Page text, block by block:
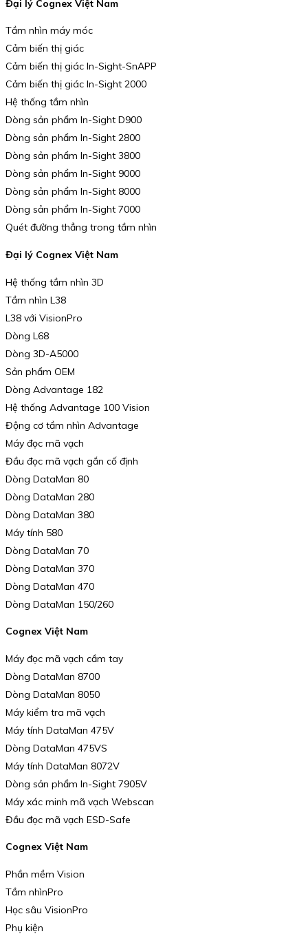
Đại lý Cognex Việt Nam
Tầm nhìn máy móc
Cảm biến thị giác
Cảm biến thị giác In-Sight-SnAPP
Cảm biến thị giác In-Sight 2000
Hệ thống tầm nhìn
Dòng sản phẩm In-Sight D900
Dòng sản phẩm In-Sight 2800
Dòng sản phẩm In-Sight 3800
Dòng sản phẩm In-Sight 9000
Dòng sản phẩm In-Sight 8000
Dòng sản phẩm In-Sight 7000
Quét đường thẳng trong tầm nhìn
Đại lý Cognex Việt Nam
Hệ thống tầm nhìn 3D
Tầm nhìn L38
L38 với VisionPro
Dòng L68
Dòng 3D-A5000
Sản phẩm OEM
Dòng Advantage 182
Hệ thống Advantage 100 Vision
Động cơ tầm nhìn Advantage
Máy đọc mã vạch
Đầu đọc mã vạch gắn cố định
Dòng DataMan 80
Dòng DataMan 280
Dòng DataMan 380
Máy tính 580
Dòng DataMan 70
Dòng DataMan 370
Dòng DataMan 470
Dòng DataMan 150/260
Cognex Việt Nam
Máy đọc mã vạch cầm tay
Dòng DataMan 8700
Dòng DataMan 8050
Máy kiểm tra mã vạch
Máy tính DataMan 475V
Dòng DataMan 475VS
Máy tính DataMan 8072V
Dòng sản phẩm In-Sight 7905V
Máy xác minh mã vạch Webscan
Đầu đọc mã vạch ESD-Safe
Cognex Việt Nam
Phần mềm Vision
Tầm nhìnPro
Học sâu VisionPro
Phụ kiện